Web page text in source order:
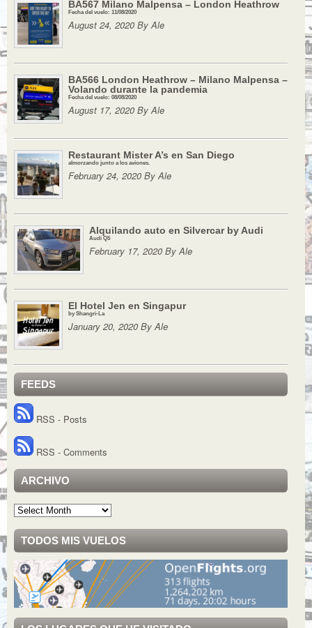
BA567 Milano Malpensa – London Heathrow
Fecha del vuelo: 11/08/2020
August 24, 2020 By Ale
BA566 London Heathrow – Milano Malpensa –
Volando durante la pandemia
Fecha del vuelo: 08/08/2020
August 17, 2020 By Ale
Restaurant Mister A’s en San Diego
almorzando junto a los aviones.
February 24, 2020 By Ale
Alquilando auto en Silvercar by Audi
Audi Q5
February 17, 2020 By Ale
El Hotel Jen en Singapur
by Shangri-La
January 20, 2020 By Ale
FEEDS
RSS - Posts
RSS - Comments
ARCHIVO
Archivo
TODOS MIS VUELOS